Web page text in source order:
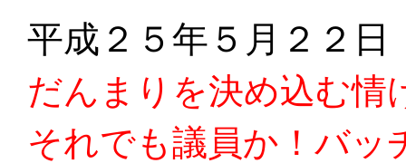
平成２５年５月２２日
だんまりを決め込む情
それでも議員か！バッ